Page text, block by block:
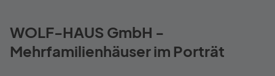
WOLF-HAUS GmbH -
Mehrfamilienhäuser im Porträt